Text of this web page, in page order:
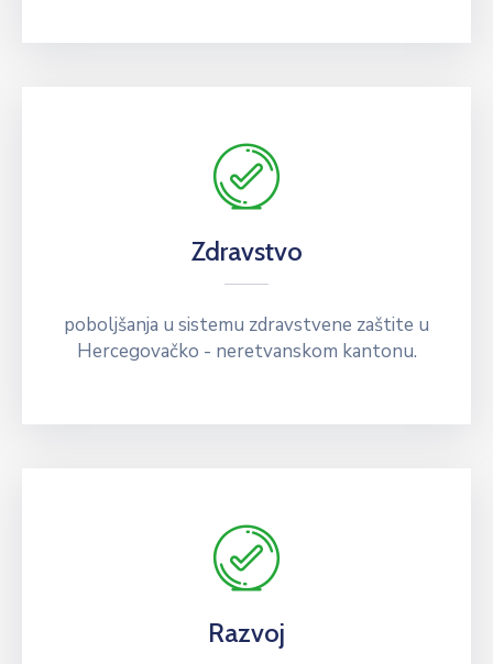
Zdravstvo
poboljšanja u sistemu zdravstvene zaštite u
Hercegovačko - neretvanskom kantonu.
Razvoj